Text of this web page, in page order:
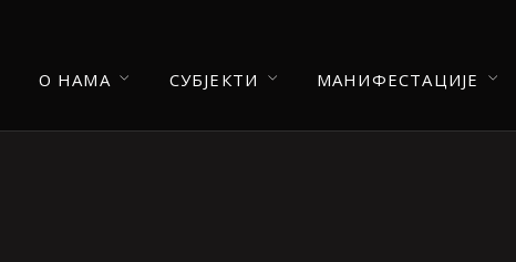
О НАМА СУБЈЕКТИ МАНИФЕСТАЦИЈЕ